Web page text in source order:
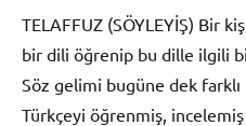
TELAFFUZ (SÖYLEYİŞ) Bir
bir dili öğrenip bu dille ilgili
Söz gelimi bugüne dek
Türkçeyi öğrenmiş,